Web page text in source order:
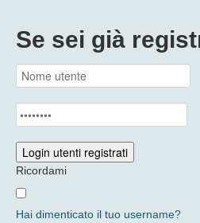
Se sei già
Ricordami
Hai dimenticato il tuo username?